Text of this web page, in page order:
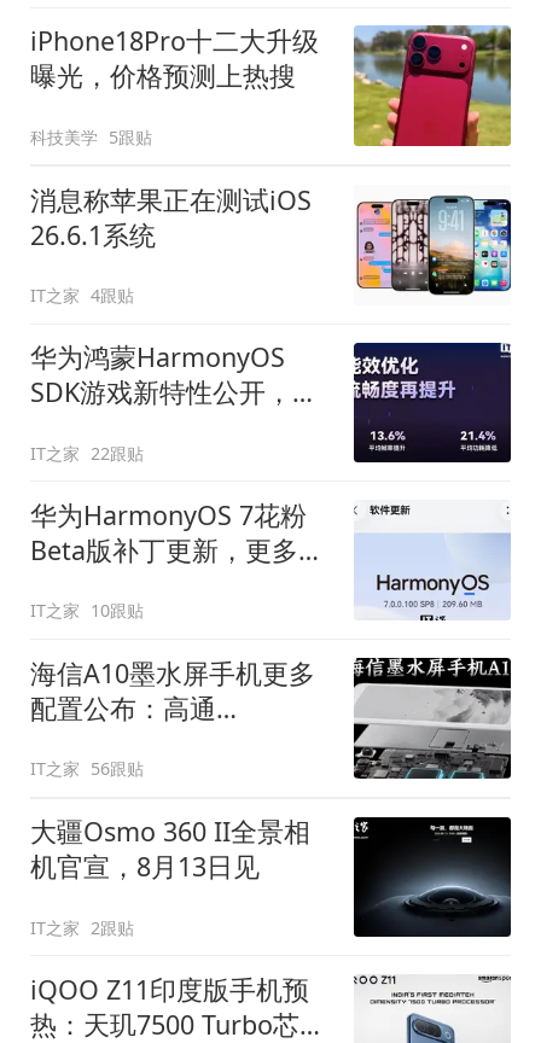
iPhone18Pro十二大升级
曝光，价格预测上热搜
科技美学 5跟贴
消息称苹果正在测试iOS
26.6.1系统
IT之家 4跟贴
华为鸿蒙HarmonyOS
SDK游戏新特性公开，含
IT之家 22跟贴
华为HarmonyOS 7花粉
Beta版补丁更新，更多机
IT之家 10跟贴
海信A10墨水屏手机更多
配置公布：高通
芯驱动
IT之家 56跟贴
大疆Osmo 360 II全景相
机官宣，8月13日见
IT之家 2跟贴
iQOO Z11印度版手机预
热：天玑7500 Turbo芯